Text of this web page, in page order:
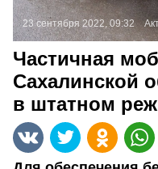
23 сентября 2022, 09:32
Частичная
Сахалинской
в штатном